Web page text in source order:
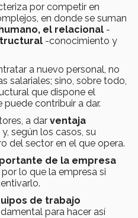
por competir en
en donde se suman
el relacional -
-conocimiento y
a nuevo personal, no
salariales; sino, sobre todo,
que dispone el
contribuir a dar.
a dar ventaja
según los casos, su
del sector en el que opera.
de la empresa
, por lo que la empresa si
de trabajo
para hacer así